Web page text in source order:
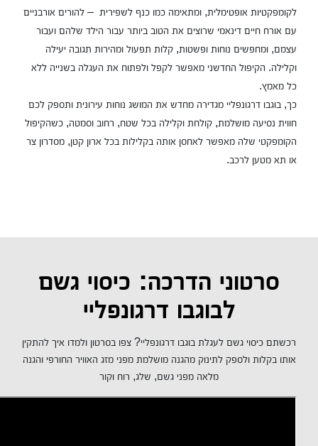
לקומפקטיות אופטימלית, ומתאימה כמו כנף לשפירית – להורים אורבניים
עם אורח חיים דינאמי שרוצים את הטוב ביותר עבור הילד שלהם ועבור
עצמם, ומחפשים נוחות ופשטות, קלות תפעול ומהירות תגובה יעילה
וקלילה. הקיפול החדשני מאפשר לקפל ולפתוח את העגלה בשנייה ללא
כל מאמץ.
כך, בוגבו דרגונפליי מגדירה מחדש את המושג נוחות עירונית ותספק לכם
חווית נסיעה מושלמת, קולחת וקלילה בכל שטח, רחוב וסמטה, כשהקיפול
הקומפקטי שלה מאפשר לאחסן אותה בקלילות בכל ארון קטן, מסדרון צר
או תא מטען לרכב.
סרטוני הדרכה: כיסוי גשם
לבוגבו דרגונפליי
רכשתם כיסוי גשם לעגלת בוגבו דרגונפליי? צפו בסרטון ולמדו איך להתקין
אותו בקלות ולספק לתינוק מהגנה מושלמת מפני מזג האוויר החורפי והגנה
מלאה מפני גשם, שלג, רוח וקור